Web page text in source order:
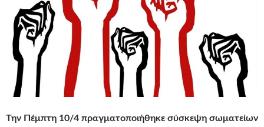
Την Πέμπτη 10/4 πραγματοποιήθηκε σύσκεψη σωματείων